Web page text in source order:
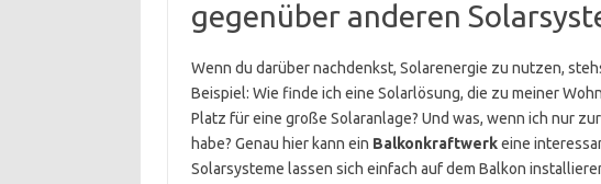
gegenüber anderen
Wenn du darüber nachdenkst, Solarenergie zu nutzen,
Beispiel: Wie finde ich eine Solarlösung, die zu meiner
Platz für eine große Solaranlage? Und was, wenn ich nur
habe? Genau hier kann ein Balkonkraftwerkeine
Solarsysteme lassen sich einfach auf dem Balkon